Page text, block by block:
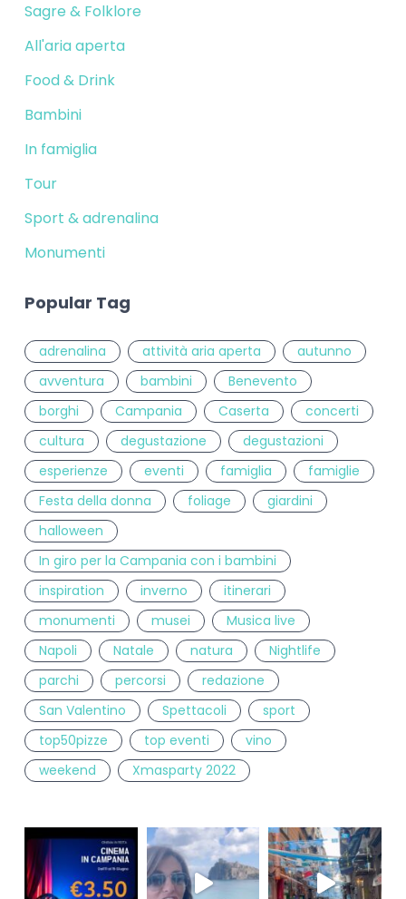
Sagre & Folklore
All'aria aperta
Food & Drink
Bambini
In famiglia
Tour
Sport & adrenalina
Monumenti
Popular Tag
adrenalina attività aria aperta
autunno
avventura
bambini
Benevento
borghi
Campania Caserta
concerti
cultura
degustazione
degustazioni
esperienze
eventi famiglia
famiglie
Festa della donna
foliage
giardini
halloween
In giro per la Campania con i bambini
inspiration
inverno
itinerari
monumenti
musei
Musica live
Napoli
Natale natura
Nightlife
parchi
percorsi
redazione
San Valentino
Spettacoli
sport
top50pizze
top eventi
vino
weekend
Xmasparty 2022